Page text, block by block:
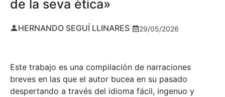
de la seva ètica»
HERNANDO SEGUÍ LLINARES 29/05/2026
Este trabajo es una compilación de narraciones
breves en las que el autor bucea en su pasado
despertando a través del idioma fácil, ingenuo y